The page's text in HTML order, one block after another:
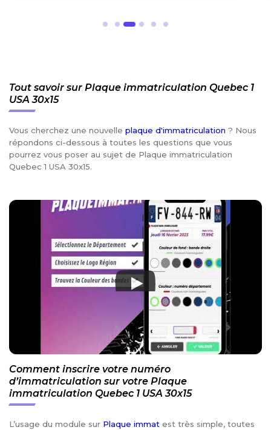
Tout savoir sur Plaque immatriculation Quebec 1
USA 30x15
Vous cherchez une nouvelle plaque d'immatriculation ? Nous
répondons ci-dessous à toutes les questions que vous
pourrez vous poser au sujet de Plaque immatriculation
Quebec 1 USA 30x15.
Comment inscrire votre numéro
d’immatriculation sur votre Plaque
immatriculation Quebec 1 USA 30x15
L’usage du module sur Plaque immat est très simple, toutes